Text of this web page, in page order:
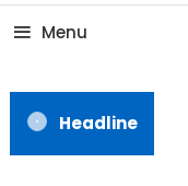
Menu
Headline